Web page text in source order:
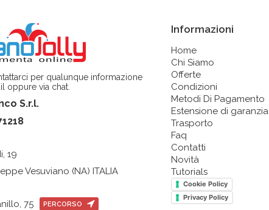
per qualunque informazione
oppure via chat.
S.r.l.
19
Vesuviano (NA) ITALIA
75 PERCORSO
Informazioni
Home
Chi Siamo
Offerte
Condizioni
Metodi Di Pagamento
Estensione di garanzia
Trasporto
Faq
Contatti
Novità
Tutorials
Cookie Policy
Privacy Policy